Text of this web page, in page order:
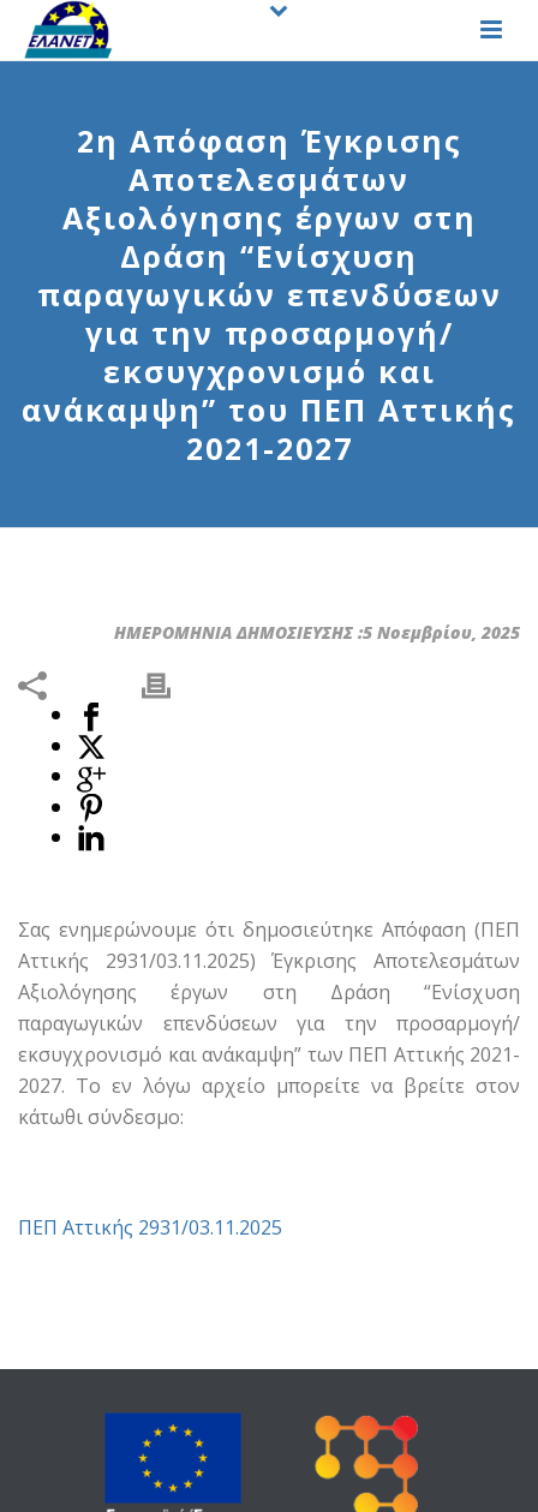
2η Απόφαση Έγκρισης
Αποτελεσμάτων
Αξιολόγησης έργων στη
Δράση “Ενίσχυση
παραγωγικών επενδύσεων
για την προσαρμογή/
εκσυγχρονισμό και
ανάκαμψη” του ΠΕΠ Αττικής
2021-2027
ΗΜΕΡΟΜΗΝΙΑ ΔΗΜΟΣΙΕΥΣΗΣ :5 Νοεμβρίου, 2025
Σας ενημερώνουμε ότι δημοσιεύτηκε Απόφαση (ΠΕΠ
Αττικής 2931/03.11.2025) Έγκρισης Αποτελεσμάτων
Αξιολόγησης έργων στη Δράση “Ενίσχυση
παραγωγικών επενδύσεων για την προσαρμογή/
εκσυγχρονισμό και ανάκαμψη” των ΠΕΠ Αττικής 2021-
2027. Το εν λόγω αρχείο μπορείτε να βρείτε στον
κάτωθι σύνδεσμο:
ΠΕΠ Αττικής 2931/03.11.2025